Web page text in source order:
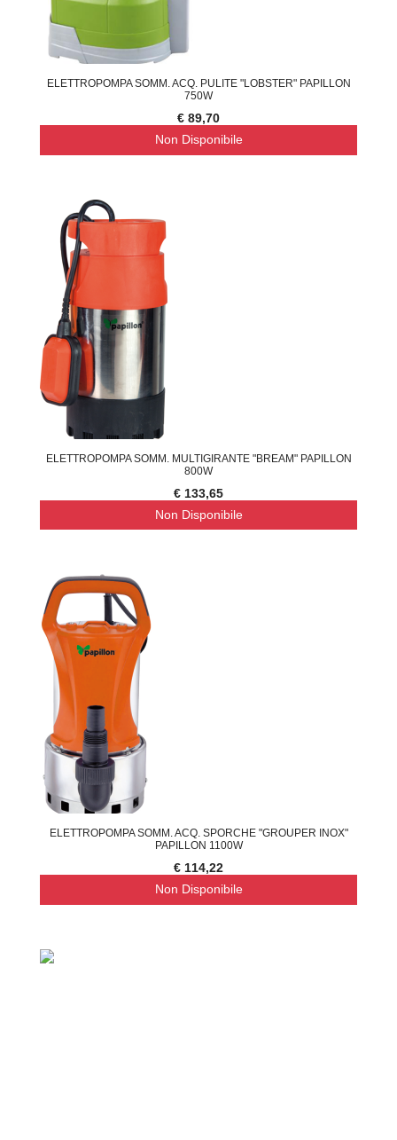
ELETTROPOMPA SOMM. ACQ. PULITE "LOBSTER" PAPILLON
750W
€ 89,70
Non Disponibile
ELETTROPOMPA SOMM. MULTIGIRANTE "BREAM" PAPILLON
800W
€ 133,65
Non Disponibile
ELETTROPOMPA SOMM. ACQ. SPORCHE "GROUPER INOX"
PAPILLON 1100W
€ 114,22
Non Disponibile